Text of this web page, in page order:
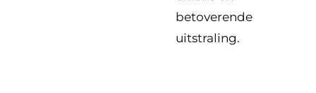
betoverende
uitstraling.